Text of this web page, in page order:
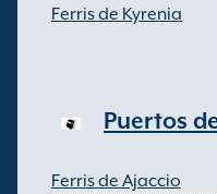
Ferris de Kyrenia
Puertos
Ferris de Ajaccio